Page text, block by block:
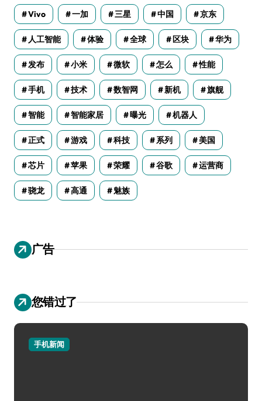
Vivo 一加 三星 中国 京东
人工智能 体验 全球 区块 华为
发布 小米 微软 怎么 性能
手机 技术 数智网 新机 旗舰
智能 智能家居 曝光 机器人
正式 游戏 科技 系列 美国
芯片 苹果 荣耀 谷歌 运营商
骁龙 高通 魅族
广告
您错过了
手机新闻